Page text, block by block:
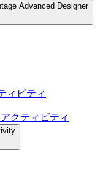
Advanced Designer
ィビティ
アクティビティ